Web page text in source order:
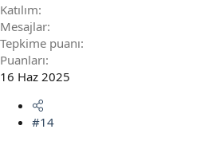
Katılım
Mesajlar
Tepkime puanı
Puanları
16 Haz 2025
#14